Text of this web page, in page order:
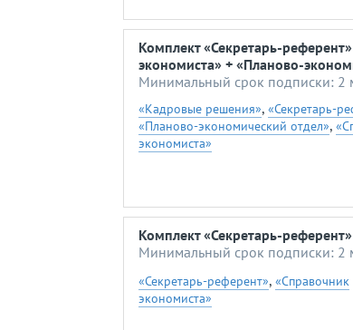
Комплект «Секретарь-
экономиста» + «Планово-
Минимальный срок подписки: 2
«Кадровые решения», «Секретарь-
«Планово-экономический отдел»,
экономиста»
Комплект «Секретарь-
Минимальный срок подписки: 2
«Секретарь-референт», «Справочник
экономиста»